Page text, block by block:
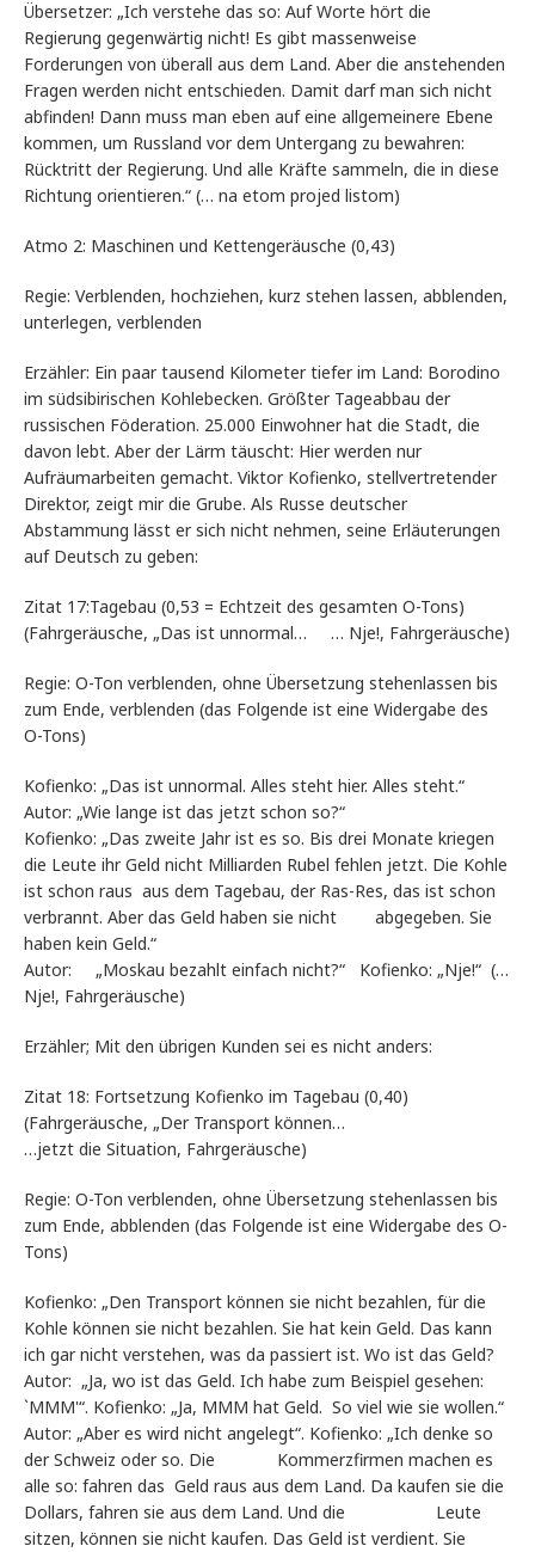
Übersetzer: „Ich verstehe das so: Auf Worte hört die
Regierung gegenwärtig nicht! Es gibt massenweise
Forderungen von überall aus dem Land. Aber die anstehenden
Fragen werden nicht entschieden. Damit darf man sich nicht
abfinden! Dann muss man eben auf eine allgemeinere Ebene
kommen, um Russland vor dem Untergang zu bewahren:
Rücktritt der Regierung. Und alle Kräfte sammeln, die in diese
Richtung orientieren.“ (… na etom projed listom)
Atmo 2: Maschinen und Kettengeräusche (0,43)
Regie: Verblenden, hochziehen, kurz stehen lassen, abblenden,
unterlegen, verblenden
Erzähler: Ein paar tausend Kilometer tiefer im Land: Borodino
im südsibirischen Kohlebecken. Größter Tageabbau der
russischen Föderation. 25.000 Einwohner hat die Stadt, die
davon lebt. Aber der Lärm täuscht: Hier werden nur
Aufräumarbeiten gemacht. Viktor Kofienko, stellvertretender
Direktor, zeigt mir die Grube. Als Russe deutscher
Abstammung lässt er sich nicht nehmen, seine Erläuterungen
auf Deutsch zu geben:
Zitat 17:Tagebau (0,53 = Echtzeit des gesamten O-Tons)
(Fahrgeräusche, „Das ist unnormal… … Nje!, Fahrgeräusche)
Regie: O-Ton verblenden, ohne Übersetzung stehenlassen bis
zum Ende, verblenden (das Folgende ist eine Widergabe des
O-Tons)
Kofienko: „Das ist unnormal. Alles steht hier. Alles steht.“
Autor: „Wie lange ist das jetzt schon so?“
Kofienko: „Das zweite Jahr ist es so. Bis drei Monate kriegen
die Leute ihr Geld nicht Milliarden Rubel fehlen jetzt. Die Kohle
ist schon raus aus dem Tagebau, der Ras-Res, das ist schon
verbrannt. Aber das Geld haben sie nicht abgegeben. Sie
haben kein Geld.“
Autor: „Moskau bezahlt einfach nicht?“ Kofienko: „Nje!“ (…
Nje!, Fahrgeräusche)
Erzähler; Mit den übrigen Kunden sei es nicht anders:
Zitat 18: Fortsetzung Kofienko im Tagebau (0,40)
(Fahrgeräusche, „Der Transport können…
…jetzt die Situation, Fahrgeräusche)
Regie: O-Ton verblenden, ohne Übersetzung stehenlassen bis
zum Ende, abblenden (das Folgende ist eine Widergabe des O-
Tons)
Kofienko: „Den Transport können sie nicht bezahlen, für die
Kohle können sie nicht bezahlen. Sie hat kein Geld. Das kann
ich gar nicht verstehen, was da passiert ist. Wo ist das Geld?
Autor: „Ja, wo ist das Geld. Ich habe zum Beispiel gesehen:
`MMM'“. Kofienko: „Ja, MMM hat Geld. So viel wie sie wollen.“
Autor: „Aber es wird nicht angelegt“. Kofienko: „Ich denke so
der Schweiz oder so. Die Kommerzfirmen machen es
alle so: fahren das Geld raus aus dem Land. Da kaufen sie die
Dollars, fahren sie aus dem Land. Und die Leute
sitzen, können sie nicht kaufen. Das Geld ist verdient. Sie